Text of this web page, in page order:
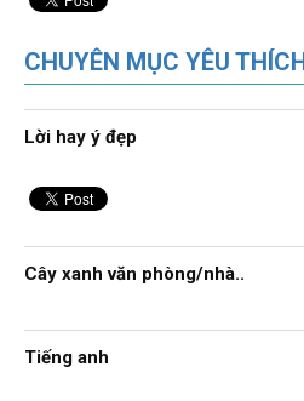
CHUYÊN MỤC YÊU THÍCH
Lời hay ý đẹp
Cây xanh văn phòng/nhà..
Tiếng anh